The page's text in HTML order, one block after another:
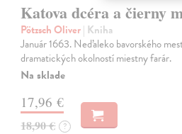
Katova dcéra a čierny
Pötzsch Oliver| Kniha
Január 1663. Neďaleko bavorského
dramatických okolností miestny farár.
Na sklade
17,96 €
18,90 € ?